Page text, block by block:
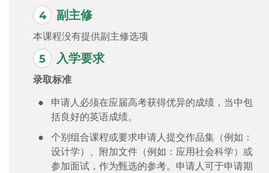
副主修
本课程没有提供副主修选项
入学要求
录取标准
申请人必须在应届高考获得优异的成绩，当中包
括良好的英语成绩。
个别组合课程或要求申请人提交作品集（例如：
设计学）、附加文件（例如：应用社会科学）或
参加面试，作为甄选的参考。申请人可于申请期